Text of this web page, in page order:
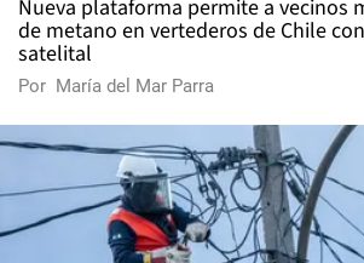
Nueva plataforma permite a vecinos
de metano en vertederos de Chile
satelital
Por María del Mar Parra